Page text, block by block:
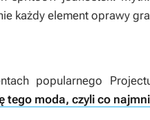
każdy element oprawy
popularnego
tego moda, czyli co